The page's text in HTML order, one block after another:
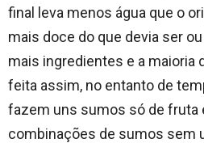
final leva menos água que o
mais doce do que devia ser
mais ingredientes e a maioria
feita assim, no entanto de
fazem uns sumos só de fruta
combinações de sumos sem